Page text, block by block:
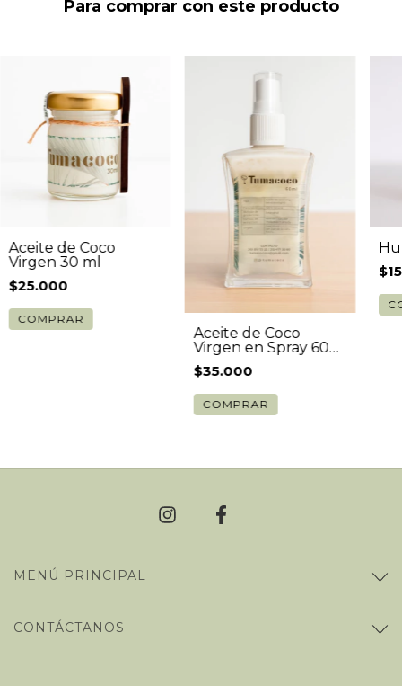
Para comprar con este producto
Aceite de Coco
Virgen 30 ml
$25.000
Aceite de Coco
Virgen en Spray 60
ml
$35.000
MENÚ PRINCIPAL
CONTÁCTANOS